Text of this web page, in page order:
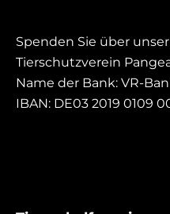
Spenden Sie über
Tierschutzverein
Name der Bank: VR-
IBAN: DE03 2019 0109